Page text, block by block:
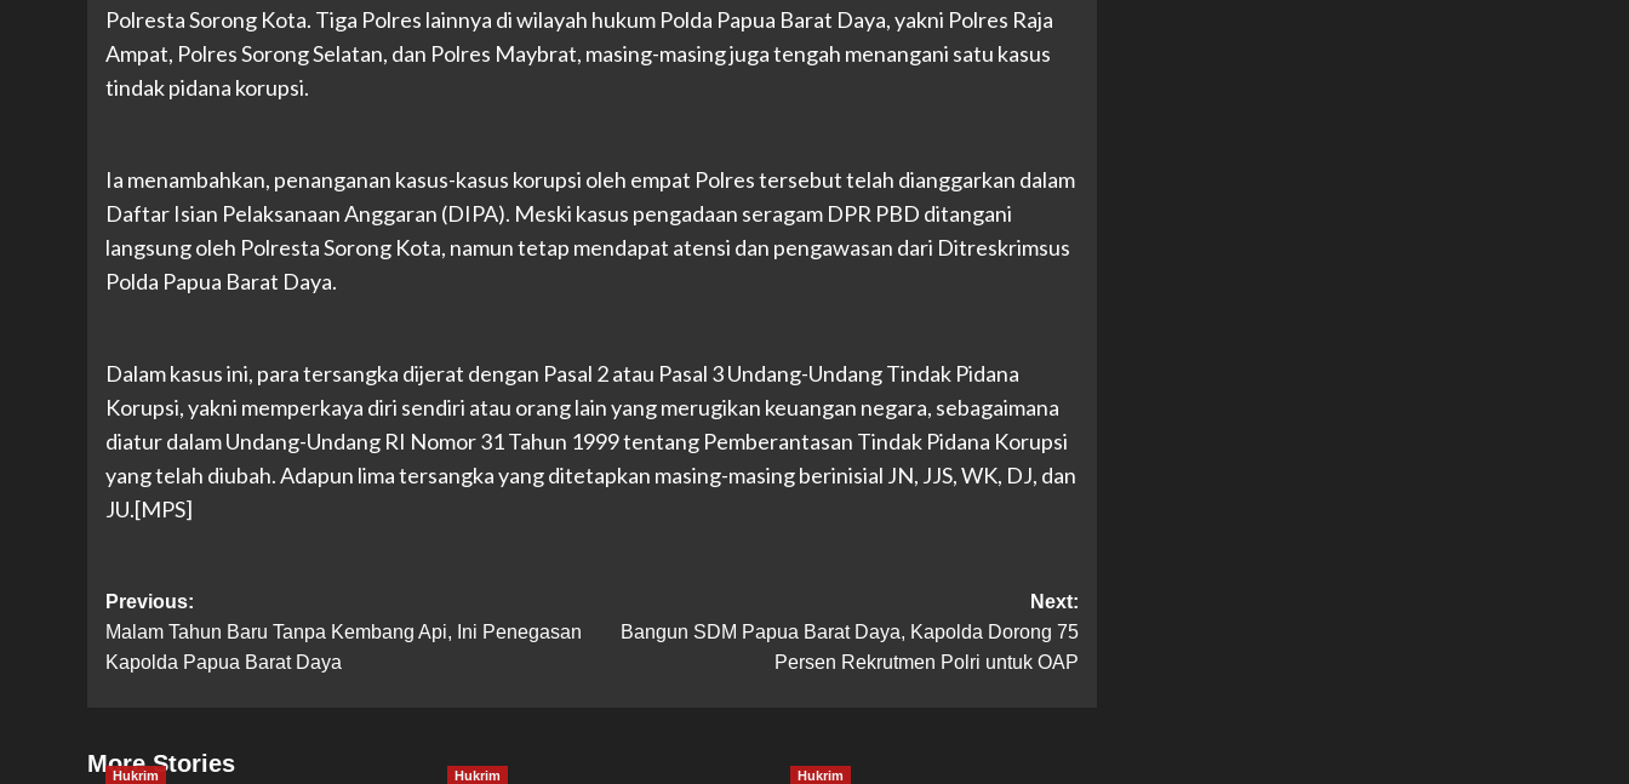
Polresta Sorong Kota. Tiga Polres lainnya di wilayah hukum Polda Papua Barat Daya, yakni Polres Raja
Ampat, Polres Sorong Selatan, dan Polres Maybrat, masing-masing juga tengah menangani satu kasus
tindak pidana korupsi.
Ia menambahkan, penanganan kasus-kasus korupsi oleh empat Polres tersebut telah dianggarkan dalam
Daftar Isian Pelaksanaan Anggaran (DIPA). Meski kasus pengadaan seragam DPR PBD ditangani
langsung oleh Polresta Sorong Kota, namun tetap mendapat atensi dan pengawasan dari Ditreskrimsus
Polda Papua Barat Daya.
Dalam kasus ini, para tersangka dijerat dengan Pasal 2 atau Pasal 3 Undang-Undang Tindak Pidana
Korupsi, yakni memperkaya diri sendiri atau orang lain yang merugikan keuangan negara, sebagaimana
diatur dalam Undang-Undang RI Nomor 31 Tahun 1999 tentang Pemberantasan Tindak Pidana Korupsi
yang telah diubah. Adapun lima tersangka yang ditetapkan masing-masing berinisial JN, JJS, WK, DJ, dan
JU.[MPS]
Post
navigation
Previous:
Malam Tahun Baru Tanpa Kembang Api, Ini Penegasan
Kapolda Papua Barat Daya
Next:
Bangun SDM Papua Barat Daya, Kapolda Dorong 75
Persen Rekrutmen Polri untuk OAP
More Stories
Hukrim Hukrim Hukrim